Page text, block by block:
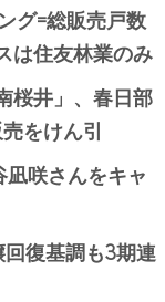
グ=総販売戸数
は住友林業のみ
桜井」、春日部
をけん引
咲さんをキャ
復基調も3期連